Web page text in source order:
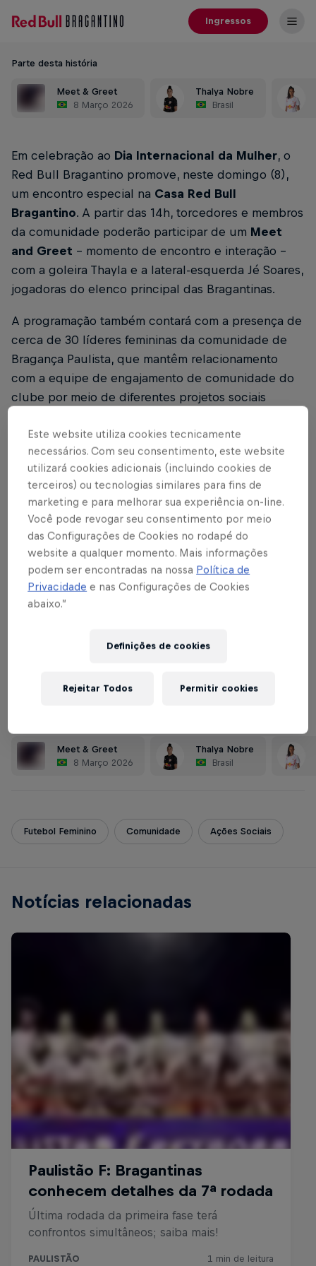
Ingressos
Parte desta história
Meet & Greet
8 Março 2026
Thalya Nobre
Brasil
Em celebração ao Dia Internacional da Mulher, o
Red Bull Bragantino promove, neste domingo (8),
um encontro especial na Casa Red Bull
Bragantino. A partir das 14h, torcedores e membros
da comunidade poderão participar de um Meet
and Greet – momento de encontro e interação –
com a goleira Thayla e a lateral-esquerda Jé Soares,
jogadoras do elenco principal das Bragantinas.
A programação também contará com a presença de
cerca de 30 líderes femininas da comunidade de
Bragança Paulista, que mantêm relacionamento
com a equipe de engajamento de comunidade do
clube por meio de diferentes projetos sociais
Além disso, o encontro terá uma exposição de
artesanato local, valorizando a criatividade, o
empreendedorismo e o protagonismo das mulheres
da região.
Aberto ao público, o evento será um momento de
celebração, troca de experiências e
reconhecimento da força feminina dentro e fora do
esporte.
Meet & Greet
8 Março 2026
Thalya Nobre
Brasil
Futebol Feminino Comunidade Ações Sociais
Notícias relacionadas
Este website utiliza cookies tecnicamente
necessários. Com seu consentimento, este website
utilizará cookies adicionais (incluindo cookies de
terceiros) ou tecnologias similares para fins de
marketing e para melhorar sua experiência on-line.
Você pode revogar seu consentimento por meio
das Configurações de Cookies no rodapé do
website a qualquer momento. Mais informações
podem ser encontradas na nossa Política de
Privacidade e nas Configurações de Cookies
abaixo.”
Definições de cookies
Rejeitar Todos Permitir cookies